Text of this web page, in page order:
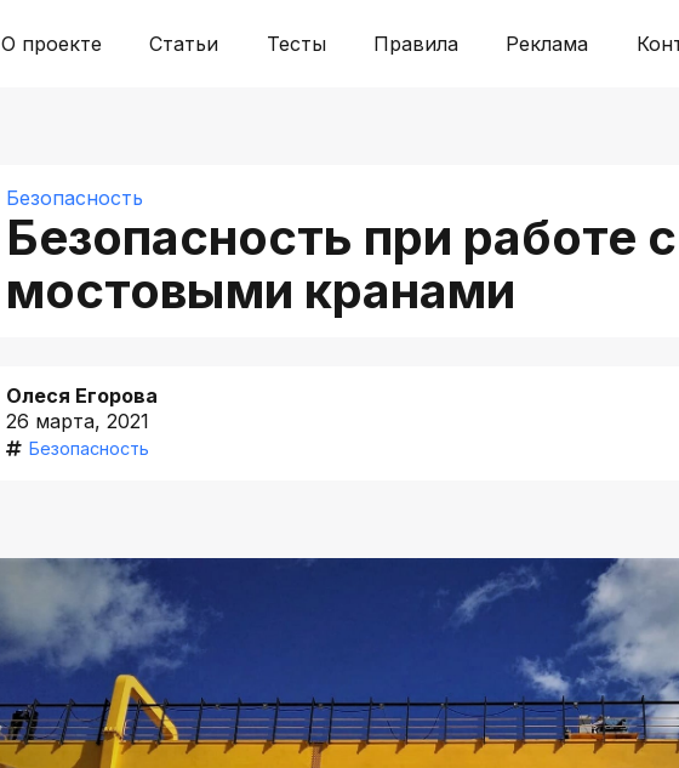
О проекте Статьи Тесты Правила Реклама
Безопасность
Безопасность при работе с
мостовыми кранами
Олеся Егорова
26 марта, 2021
Безопасность